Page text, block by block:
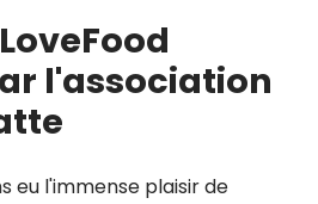
l'association
eu l'immense plaisir de